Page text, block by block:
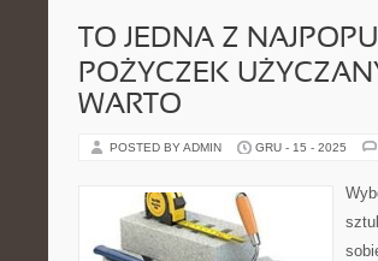
TO JEDNA Z
POŻYCZEK
WARTO
POSTED BY ADMIN GRU - 15 - 2025